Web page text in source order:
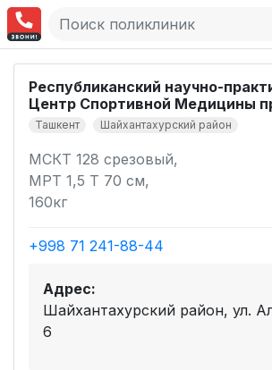
Республиканский научно-
Центр Спортивной Медицины
Ташкент Шайхантахурский район
МСКТ 128 срезовый,
МРТ 1,5 Т 70 см,
160кг
+998 71 241-88-44
Адрес:
Шайхантахурский район, ул.
6